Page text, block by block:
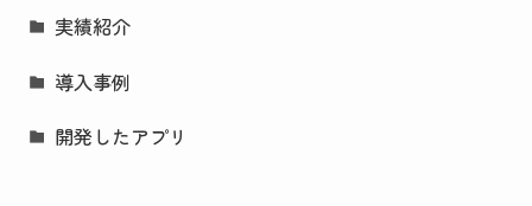
実績紹介
導入事例
開発したアプリ